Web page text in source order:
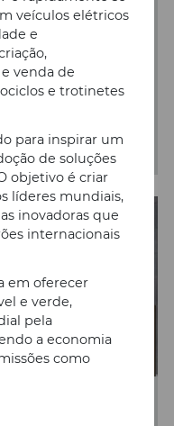
veículos elétricos
e
venda de
e trotinetes
para inspirar um
de soluções
objetivo é criar
líderes mundiais,
inovadoras que
internacionais
em oferecer
e verde,
pela
a economia
como
dia 3 de maio
as
para o
Consumo no
Nulas.